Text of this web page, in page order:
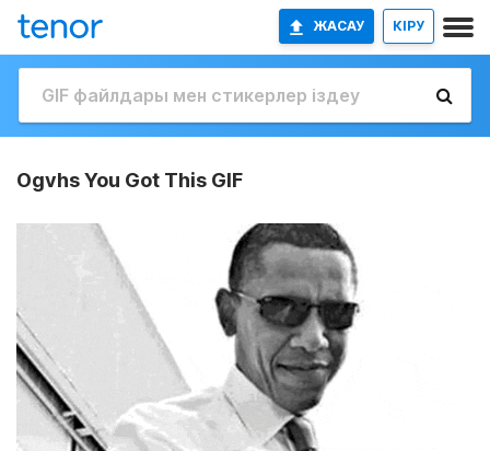
ЖАСАУ КІРУ
Ogvhs You Got This GIF